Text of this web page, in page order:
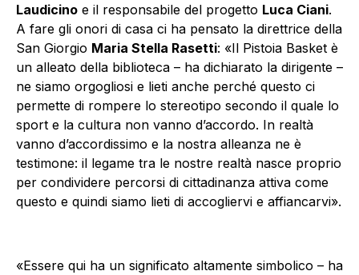
Laudicino e il responsabile del progetto Luca Ciani.
A fare gli onori di casa ci ha pensato la direttrice della
San Giorgio Maria Stella Rasetti: «Il Pistoia Basket è
un alleato della biblioteca – ha dichiarato la dirigente –
ne siamo orgogliosi e lieti anche perché questo ci
permette di rompere lo stereotipo secondo il quale lo
sport e la cultura non vanno d’accordo. In realtà
vanno d’accordissimo e la nostra alleanza ne è
testimone: il legame tra le nostre realtà nasce proprio
per condividere percorsi di cittadinanza attiva come
questo e quindi siamo lieti di accogliervi e affiancarvi».
«Essere qui ha un significato altamente simbolico – ha